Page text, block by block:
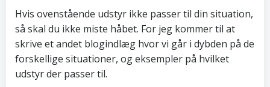
Hvis ovenstående udstyr ikke passer til din situation,
så skal du ikke miste håbet. For jeg kommer til at
skrive et andet blogindlæg hvor vi går i dybden på de
forskellige situationer, og eksempler på hvilket
udstyr der passer til.